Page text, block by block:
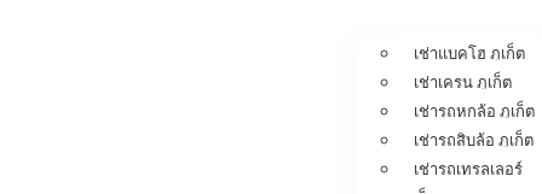
เช่าแบคโฮ ภูเก็ต
เช่าเครน ภูเก็ต
เช่ารถหกล้อ ภูเก็ต
เช่ารถสิบล้อ ภูเก็ต
เช่ารถเทรลเลอร์